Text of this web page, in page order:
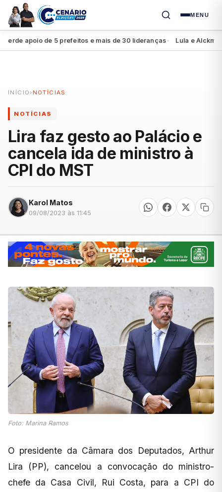
MENU
apoio de 5 prefeitos e mais de 30 lideranças● Lula e Alckmin
INÍCIO › NOTÍCIAS
NOTÍCIAS
Lira faz gesto ao Palácio e
cancela ida de ministro à
CPI do MST
Karol Matos
09/08/2023 às 11:45
Foto: Marina Ramos
O presidente da Câmara dos Deputados, Arthur
Lira (PP), cancelou a convocação do ministro-
chefe da Casa Civil, Rui Costa, para a CPI do